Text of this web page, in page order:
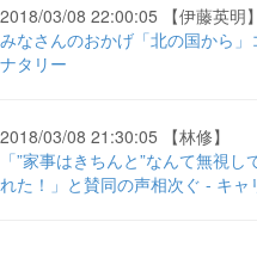
2018/03/08 22:00:05 【伊藤英明】
みなさんのおかげ「北の国から
ナタリー
2018/03/08 21:30:05 【林修】
「”家事はきちんと”なんて無視
れた！」と賛同の声相次ぐ - キャ